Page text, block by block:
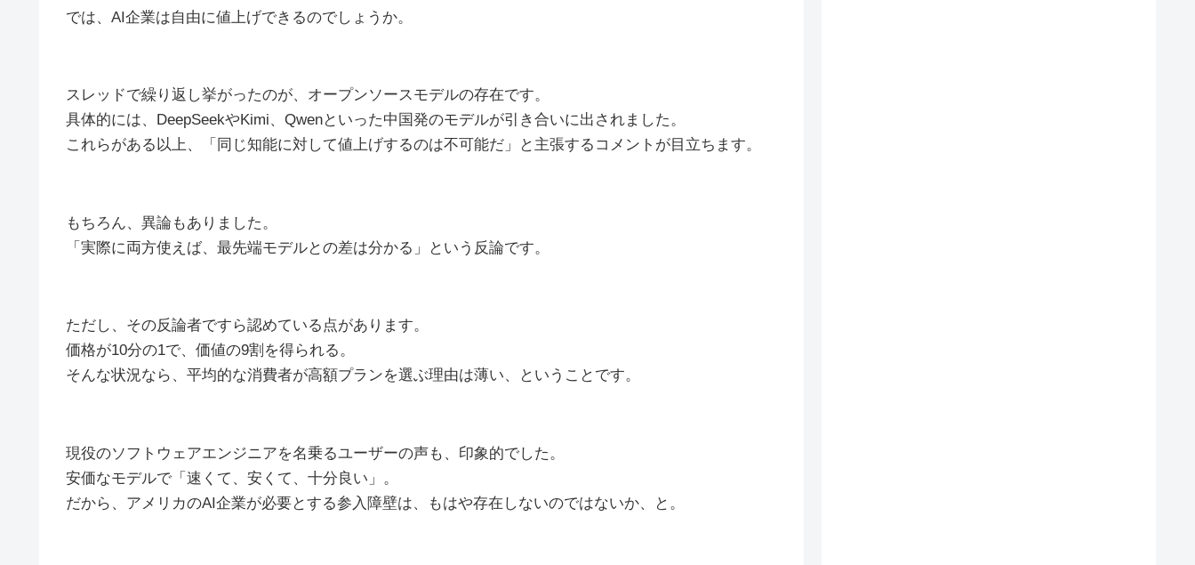
では、AI企業は自由に値上げできるのでしょうか。
スレッドで繰り返し挙がったのが、オープンソースモデルの存在です。
具体的には、DeepSeekやKimi、Qwenといった中国発のモデルが引き合いに出されました。
これらがある以上、「同じ知能に対して値上げするのは不可能だ」と主張するコメントが目立ちます。
もちろん、異論もありました。
「実際に両方使えば、最先端モデルとの差は分かる」という反論です。
ただし、その反論者ですら認めている点があります。
価格が10分の1で、価値の9割を得られる。
そんな状況なら、平均的な消費者が高額プランを選ぶ理由は薄い、ということです。
現役のソフトウェアエンジニアを名乗るユーザーの声も、印象的でした。
安価なモデルで「速くて、安くて、十分良い」。
だから、アメリカのAI企業が必要とする参入障壁は、もはや存在しないのではないか、と。